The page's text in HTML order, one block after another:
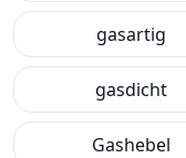
gasartig
gasdicht
Gashebel